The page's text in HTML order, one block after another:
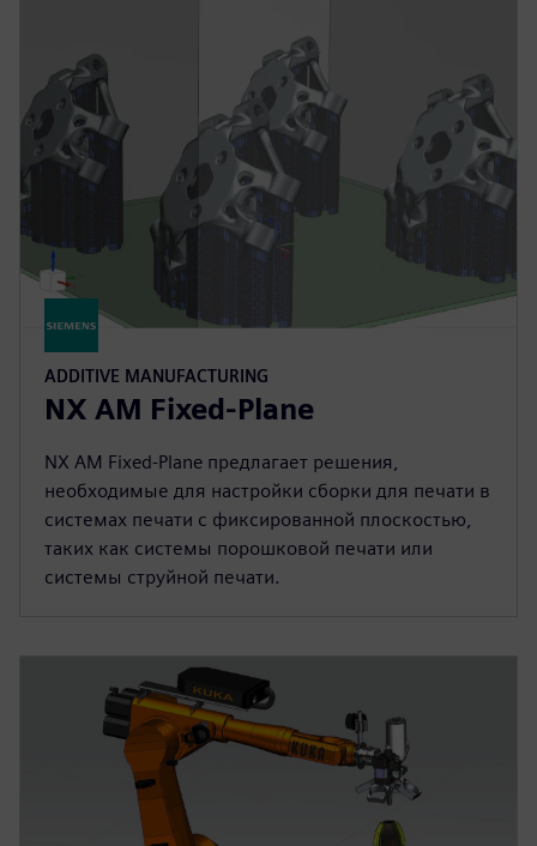
ADDITIVE MANUFACTURING
NX AM Fixed-Plane
NX AM Fixed-Plane предлагает решения,
необходимые для настройки сборки для печати в
системах печати с фиксированной плоскостью,
таких как системы порошковой печати или
системы струйной печати.